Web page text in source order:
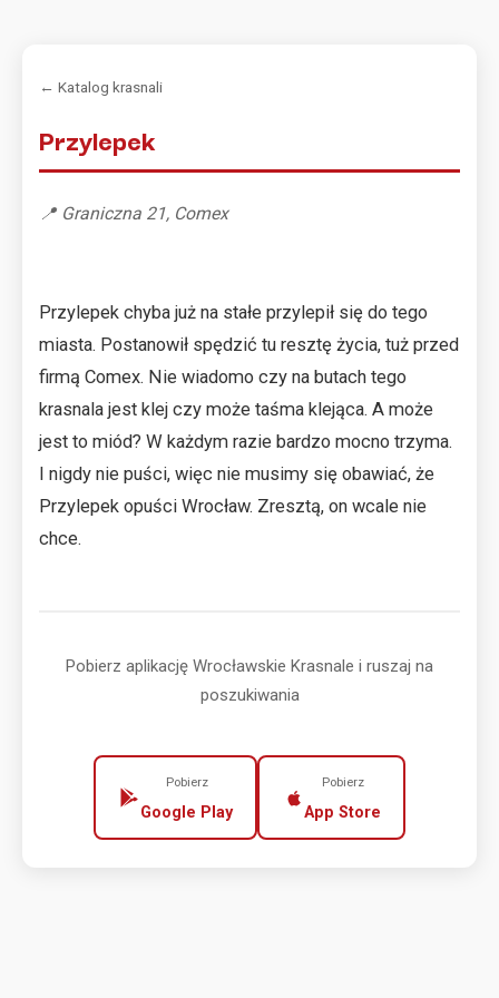
← Katalog krasnali
Przylepek
📍 Graniczna 21, Comex
Przylepek chyba już na stałe przylepił się do tego
miasta. Postanowił spędzić tu resztę życia, tuż przed
firmą Comex. Nie wiadomo czy na butach tego
krasnala jest klej czy może taśma klejąca. A może
jest to miód? W każdym razie bardzo mocno trzyma.
I nigdy nie puści, więc nie musimy się obawiać, że
Przylepek opuści Wrocław. Zresztą, on wcale nie
chce.
Pobierz aplikację Wrocławskie Krasnale i ruszaj na
poszukiwania
Pobierz
Google Play
Pobierz
App Store